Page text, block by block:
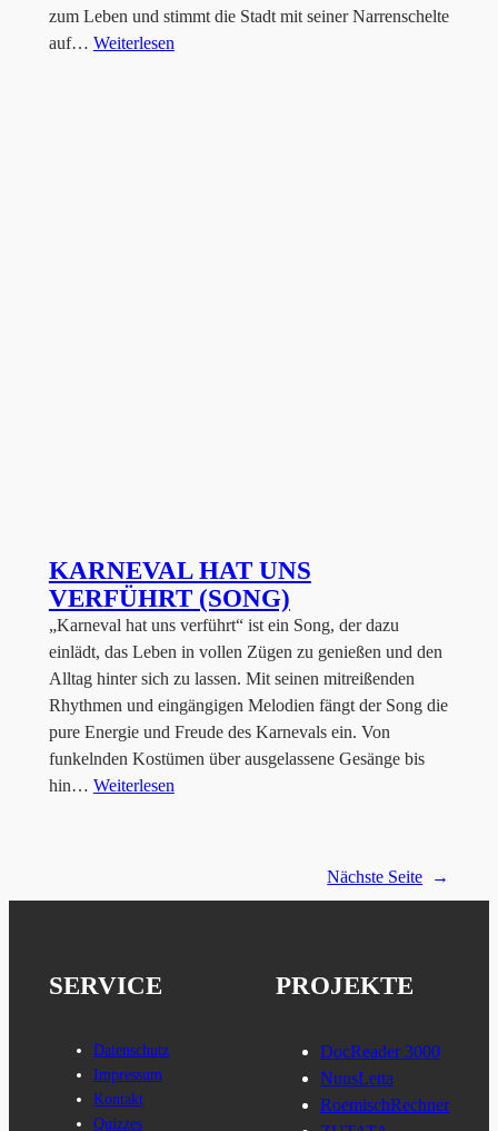
zum Leben und stimmt die Stadt mit seiner Narrenschelte
auf… Weiterlesen
KARNEVAL HAT UNS
VERFÜHRT (SONG)
„Karneval hat uns verführt“ ist ein Song, der dazu
einlädt, das Leben in vollen Zügen zu genießen und den
Alltag hinter sich zu lassen. Mit seinen mitreißenden
Rhythmen und eingängigen Melodien fängt der Song die
pure Energie und Freude des Karnevals ein. Von
funkelnden Kostümen über ausgelassene Gesänge bis
hin… Weiterlesen
Nächste Seite →
SERVICE
Datenschutz
Impressum
Kontakt
Quizzes
PROJEKTE
DocReader 3000
NuusLetta
RoemischRechner